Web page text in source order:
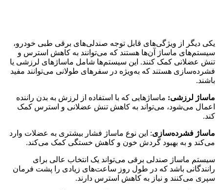
یکی دیگر از ویژگی‌های قابل توجه صندلی‌های برقی طبی خودرو،
سیستم‌های ماساژ آن‌ها هستند که می‌توانند به کاهش استرس و
تنش عضلانی کمک کنند. این سیستم‌ها شامل ماساژهای لرزشی یا
فشرده‌سازی هستند که به‌ویژه در سفرهای طولانی می‌توانند مفید
باشند.
ماساژ لرزشی: ماساژهایی که با استفاده از لرزش به بدن راننده
اعمال می‌شود، می‌تواند به کاهش تنش عضلانی و استرس کمک
کند.
ماساژ فشرده‌سازی: این نوع ماساژ فشار بیشتری به عضلات وارد
می‌کند و به بهبود گردش خون و کاهش خستگی کمک می‌کند.
سیستم ماساژ صندلی برقی می‌تواند یک انتخاب عالی برای
رانندگانی باشد که در طول روز ساعت‌های زیادی را پشت فرمان
سپری می‌کنند و نیاز به کاهش استرس دارند.